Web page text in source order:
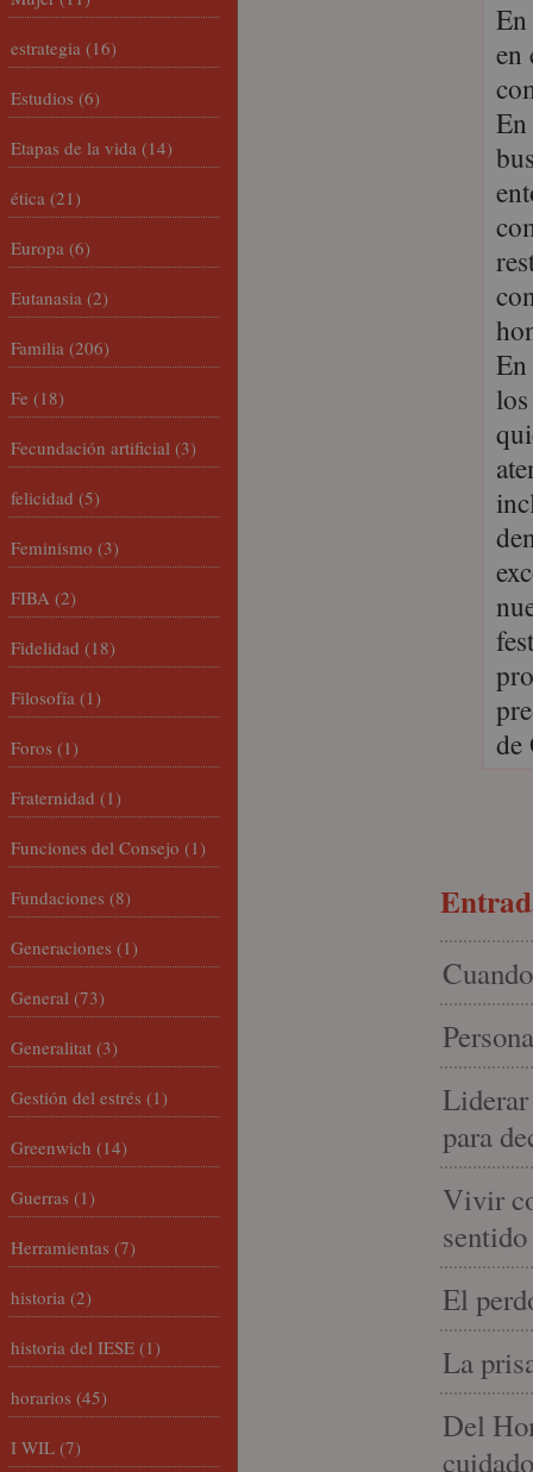
en
de
para
Vivir
El
La
Del
cuidado
estrategia (16)
Estudios (6)
Etapas de la vida (14)
ética (21)
Europa (6)
Eutanasia (2)
Familia (206)
Fe (18)
Fecundación artificial (3)
felicidad (5)
Feminismo (3)
FIBA (2)
Fidelidad (18)
Filosofía (1)
Foros (1)
Fraternidad (1)
Funciones del Consejo (1)
Fundaciones (8)
Generaciones (1)
General (73)
Generalitat (3)
Gestión del estrés (1)
Greenwich (14)
Guerras (1)
Herramientas (7)
historia (2)
historia del IESE (1)
horarios (45)
I WIL (7)